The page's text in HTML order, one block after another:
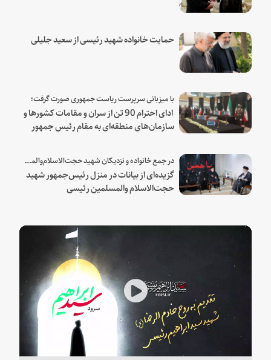
حمایت خانواده شهید رئیسی از سعید جلیلی
با میزبانی سرپرست ریاست جمهوری صورت گرفت؛
ادای احترام 90 تن از سران و مقامات کشورها و
سازمان‌های منطقه‌ای به مقام رئیس جمهور
در جمع خانواده و نزدیکان شهید حجت‌الاسلام‌والمسلمین رئیسی:
گزیده‌ای از بیانات در منزل رئیس‌جمهور شهید
حجت‌الاسلام والمسلمین رئیسی
Play
Video